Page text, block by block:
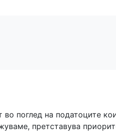
во поглед на податоците
претставува